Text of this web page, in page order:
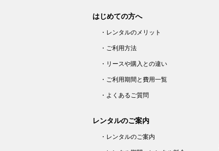
はじめての方へ
・レンタルのメリット
・ご利用方法
・リースや購入との違い
・ご利用期間と費用一覧
・よくあるご質問
レンタルのご案内
・レンタルのご案内